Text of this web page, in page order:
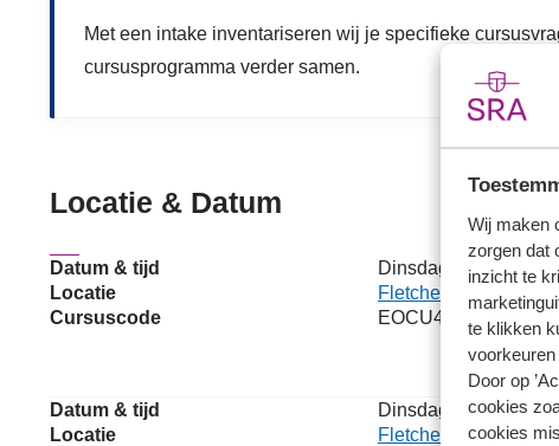
Wij maken
zorgen dat
inzicht te
te klikken
voorkeuren
Door op
cookies
cookies
Met een intake inventariseren wij je specifieke
cursusprogramma verder samen.
Locatie & Datum
Datum & tijd
Dinsdag 8 december
Locatie
Fletcher Hotel
Cursuscode
EOCU40581
Datum & tijd
Dinsdag 20 april
Locatie
Fletcher Hotel